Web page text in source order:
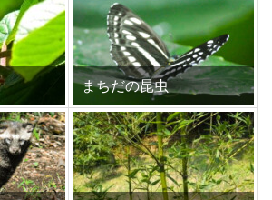
まちだの昆虫